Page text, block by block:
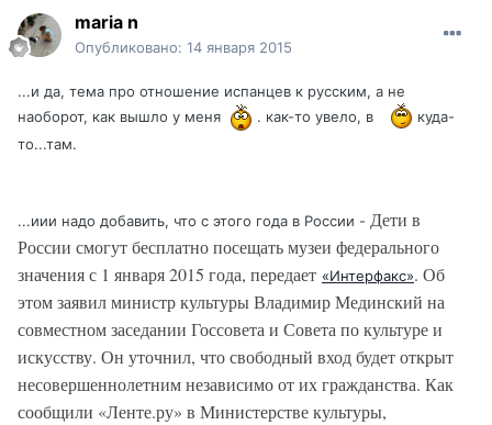
maria n
Опубликовано: 14 января 2015
...и да, тема про отношение испанцев к русским, а не
наоборот, как вышло у меня
. как-то увело, в
куда-
то...там.
...иии надо добавить, что с этого года в России - Дети в
России смогут бесплатно посещать музеи федерального
значения с 1 января 2015 года, передает «Интерфакс». Об
этом заявил министр культуры Владимир Мединский на
совместном заседании Госсовета и Совета по культуре и
искусству. Он уточнил, что свободный вход будет открыт
несовершеннолетним независимо от их гражданства. Как
сообщили «Ленте.ру» в Министерстве культуры,